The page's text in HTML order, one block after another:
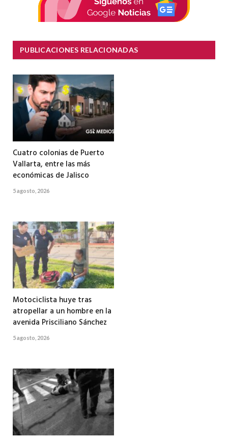
PUBLICACIONES RELACIONADAS
Cuatro colonias de Puerto
Vallarta, entre las más
económicas de Jalisco
5 agosto, 2026
Motociclista huye tras
atropellar a un hombre en la
avenida Prisciliano Sánchez
5 agosto, 2026